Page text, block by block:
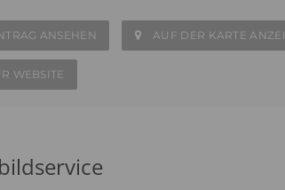
ANSEHEN AUF DER KARTE
WEBSITE